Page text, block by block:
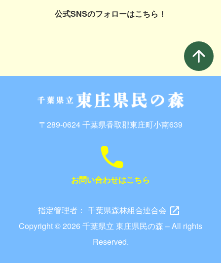
公式SNSのフォローはこちら！
arrow_upward
〒289-0624 千葉県香取郡東庄町小南639
call
お問い合わせはこちら
指定管理者： 千葉県森林組合連合会 open_in_new
Copyright © 2026 千葉県立 東庄県民の森 – All rights
Reserved.